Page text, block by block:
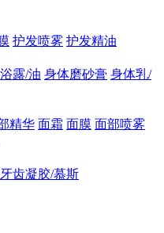
护发喷雾 护发精油
露/油 身体磨砂膏 身体乳/
精华 面霜 面膜 面部喷雾
牙齿凝胶/慕斯